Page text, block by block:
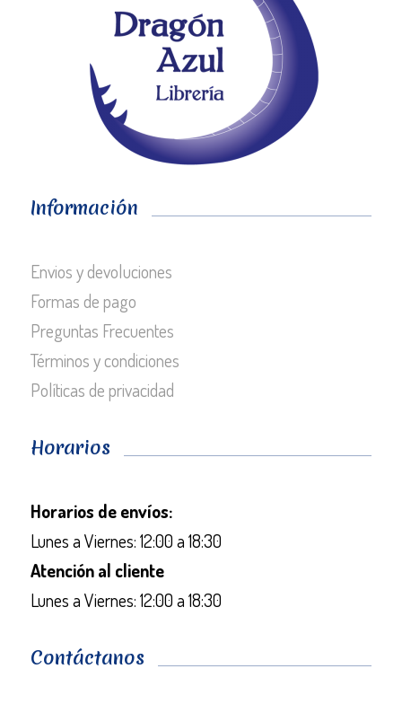
Información
Envios y devoluciones
Formas de pago
Preguntas Frecuentes
Términos y condiciones
Políticas de privacidad
Horarios
Horarios de envíos:
Lunes a Viernes: 12:00 a 18:30
Atención al cliente
Lunes a Viernes: 12:00 a 18:30
Contáctanos